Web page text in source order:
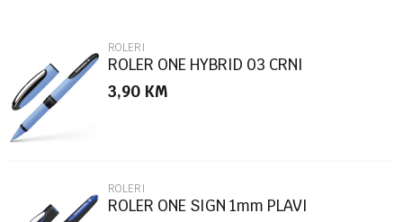
Poruka
ROLERI
ROLER ONE HYBRID 03 CRNI
3,90 KM
ROLERI
ROLER ONE SIGN 1mm PLAVI